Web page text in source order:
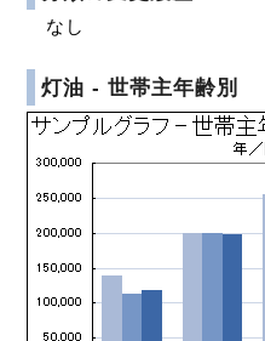
なし
灯油 - 世帯主年齢別